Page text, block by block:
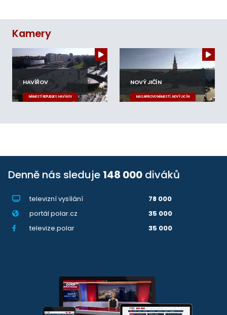
Kamery
HAVÍŘOV
NÁMĚSTÍ REPUBLIKY, HAVÍŘOV
NOVÝ JIČÍN
MASARYKOVO NÁMĚSTÍ, NOVÝ JIČÍN
Denně nás sleduje 148 000 diváků
televizní vysílání
78 000
portál polar.cz
35 000
televize.polar
35 000